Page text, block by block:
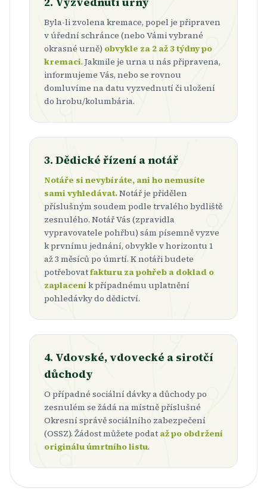
Byla-li zvolena kremace, popel je připraven
v úřední schránce (nebo Vámi vybrané
okrasné urně) obvykle za 2 až 3 týdny po
kremaci. Jakmile je urna u nás připravena,
informujeme Vás, nebo se rovnou
domluvíme na datu vyzvednutí či uložení
do hrobu/kolumbária.
3. Dědické řízení a notář
Notáře si nevybíráte, ani ho nemusíte
sami vyhledávat.Notář je přidělen
příslušným soudem podle trvalého bydliště
zesnulého. Notář Vás (zpravidla
vypravovatele pohřbu) sám písemně vyzve
k prvnímu jednání, obvykle v horizontu 1
až 3 měsíců po úmrtí. K notáři budete
potřebovatfakturu za pohřeb a doklad o
zaplacení k případnému uplatnění
pohledávky do dědictví.
4. Vdovské, vdovecké a sirotčí
důchody
O případné sociální dávky a důchody po
zesnulém se žádá na místně příslušné
Okresní správě sociálního zabezpečení
(OSSZ). Žádost můžete podat až po obdržení
originálu úmrtního listu.